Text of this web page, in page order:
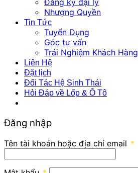
Đăng ký đại lý
Nhượng Quyền
Tin Tức
Tuyển Dụng
Góc tư vấn
Trải Nghiệm Khách Hàng
Liên Hệ
Đặt lịch
Đối Tác Hệ Sinh Thái
Hỏi Đáp về Lốp & Ô Tô
Đăng nhập
Tên tài khoản hoặc địa chỉ email *